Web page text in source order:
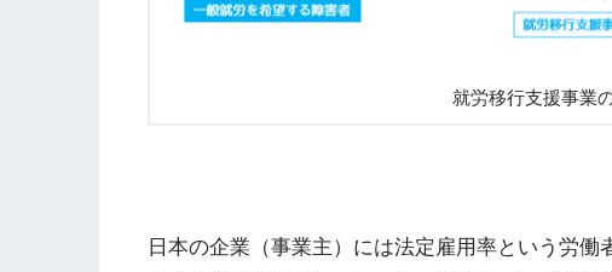
就労移行支援事業
日本の企業（事業主）には法定雇用率という労